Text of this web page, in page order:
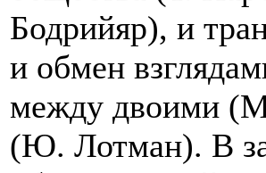
Бодрийяр), и
и обмен
между двоими
(Ю. Лотман). В